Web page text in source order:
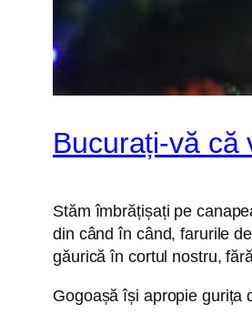
Bucurați-vă că
Stăm îmbrățișați pe
din când în când, farurile
găurică în cortul nostru,
Gogoașă își apropie gurița